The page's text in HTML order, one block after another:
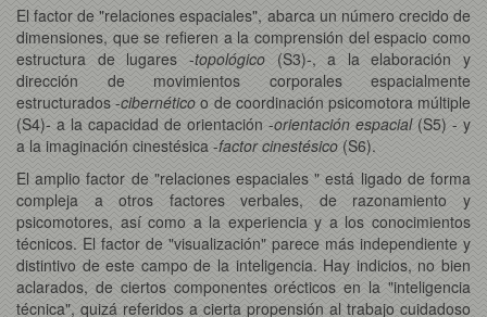
El factor de "relaciones espaciales", abarca un número crecido de
dimensiones, que se refieren a la comprensión del espacio como
estructura de lugares -topológico(S3)-, a la elaboración y
dirección de movimientos corporales espacialmente
estructurados -cibernético o de coordinación psicomotora múltiple
(S4)- a la capacidad de orientación -orientación espacial(S5) - y
a la imaginación cinestésica -factor cinestésico (S6).
El amplio factor de "relaciones espaciales " está ligado de forma
compleja a otros factores verbales, de razonamiento y
psicomotores, así como a la experiencia y a los conocimientos
técnicos. El factor de "visualización" parece más independiente y
distintivo de este campo de la inteligencia. Hay indicios, no bien
aclarados, de ciertos componentes orécticos en la "inteligencia
técnica", quizá referidos a cierta propensión al trabajo cuidadoso